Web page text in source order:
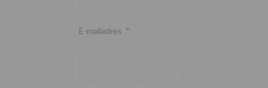
E-mailadres *